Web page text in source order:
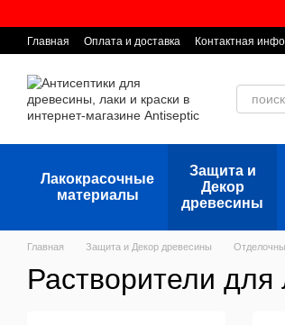
Главная Оплата и доставка Контактная
Лакокрасочные
материалы
Защита и
Декор
древесины
Главная Защита и Декор древесины
Растворители для